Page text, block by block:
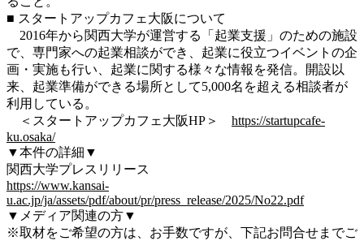
■ スタートアップカフェ大阪について
2016年から関西大学が運営する「起業支援」のための施設
で、専門家への起業相談ができ、起業に役立つイベントの企
画・実施も行い、起業に関する様々な情報を発信。開設以
来、起業準備ができる場所として5,000名を超える相談者が
利用している。
＜スタートアップカフェ大阪HP＞ https://startupcafe-
ku.osaka/
▼本件の詳細▼
関西大学プレスリリース
https://www.kansai-
u.ac.jp/ja/assets/pdf/about/pr/press_release/2025/No22.pdf
▼メディア関連の方▼
※取材をご希望の方は、お手数ですが、下記お問合せまでご